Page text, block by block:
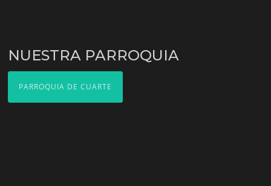
NUESTRA PARROQUIA
PARROQUIA DE CUARTE